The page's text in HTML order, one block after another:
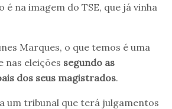
na imagem do TSE, que já vinha
Marques, o que temos é uma
nas eleições segundo as
dos seus magistrados.
um tribunal que terá julgamentos